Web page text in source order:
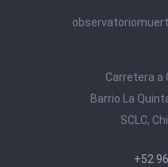
Carretera a
Barrio La
SCLC,
+52